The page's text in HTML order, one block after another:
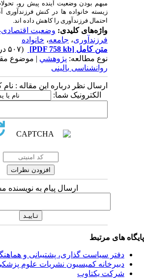
مبهم بودن وضعیت آینده پیش رو، تحولات
زیسته خانواده ها در
کنش فرزندآوری آنها
احتمال فرزندآوری را کاهش داده اند .
واژه‌های کلیدی:وضعیت اقتصادی-
فرزندآوری،جامعه،خانواده
متن کامل[PDF 758 kb]
نوع مطالعه:پژوهشي| موضوع
روانشناسی بالینی
ارسال نظر درباره این مقاله : نام
الکترونیک شما:
ارسال پیام به نویسنده
های مرتبط
دفتر سیاست گذاری، پشتیبانی و
دبیرخانه کمیسیون نشریات علوم
شرکت یکتاوب